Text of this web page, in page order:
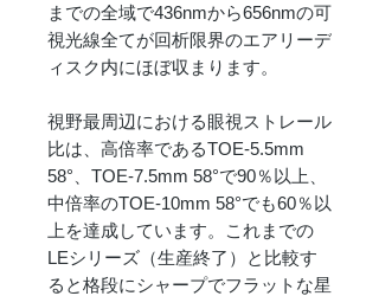
までの全域で436nmから656nmの可
視光線全てが回析限界のエアリーデ
ィスク内にほぼ収まります。
視野最周辺における眼視ストレール
比は、高倍率であるTOE-5.5mm
58°、TOE-7.5mm 58°で90％以上、
中倍率のTOE-10mm 58°でも60％以
上を達成しています。これまでの
LEシリーズ（生産終了）と比較す
ると格段にシャープでフラットな星